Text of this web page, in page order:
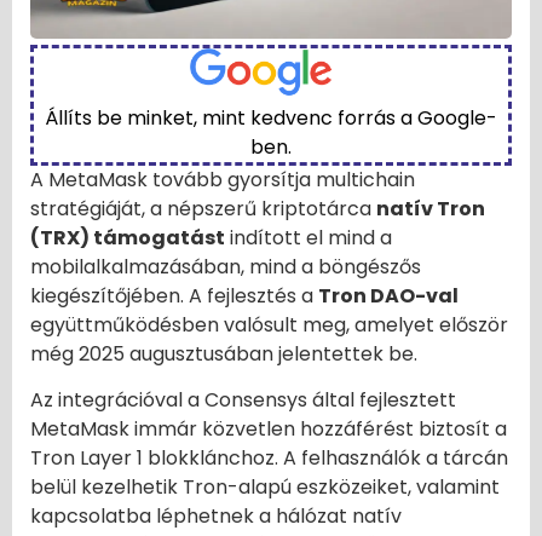
Állíts be minket, mint kedvenc forrás a Google-
ben.
A MetaMask tovább gyorsítja multichain
stratégiáját, a népszerű kriptotárca natív Tron
(TRX) támogatást indított el mind a
mobilalkalmazásában, mind a böngészős
kiegészítőjében. A fejlesztés a Tron DAO-val
együttműködésben valósult meg, amelyet először
még 2025 augusztusában jelentettek be.
Az integrációval a Consensys által fejlesztett
MetaMask immár közvetlen hozzáférést biztosít a
Tron Layer 1 blokklánchoz. A felhasználók a tárcán
belül kezelhetik Tron-alapú eszközeiket, valamint
kapcsolatba léphetnek a hálózat natív